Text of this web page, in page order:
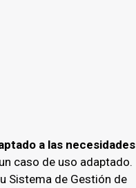
a las necesidades
caso de uso adaptado.
Sistema de Gestión de